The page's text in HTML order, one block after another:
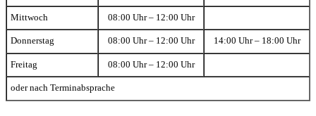
Mittwoch 08:00 Uhr – 12:00 Uhr
Donnerstag 08:00 Uhr – 12:00 Uhr 14:00 Uhr – 18:00 Uhr
Freitag 08:00 Uhr – 12:00 Uhr
oder nach Terminabsprache